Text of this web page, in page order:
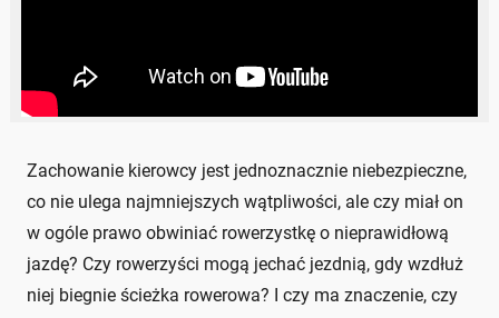
Zachowanie kierowcy jest jednoznacznie niebezpieczne,
co nie ulega najmniejszych wątpliwości, ale czy miał on
w ogóle prawo obwiniać rowerzystkę o nieprawidłową
jazdę? Czy rowerzyści mogą jechać jezdnią, gdy wzdłuż
niej biegnie ścieżka rowerowa? I czy ma znaczenie, czy